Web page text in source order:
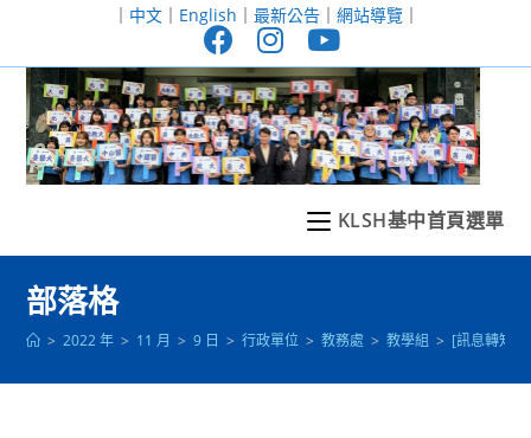
至
｜ 中文｜ English ｜ 最新公告｜ 網站導覽｜
KLSH基中首頁選單
部落格
> 2022 年 > 11 月 > 9 日 > 行政單位 > 教務處 > 教學組 > [訊息轉知]